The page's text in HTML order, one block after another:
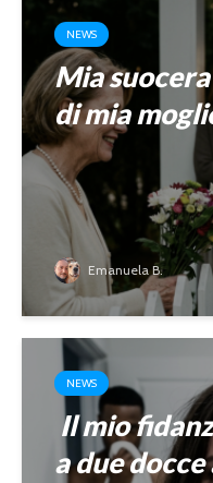
NEWS
Mia
di mia
Emanuela B.
NEWS
Il mio
a due